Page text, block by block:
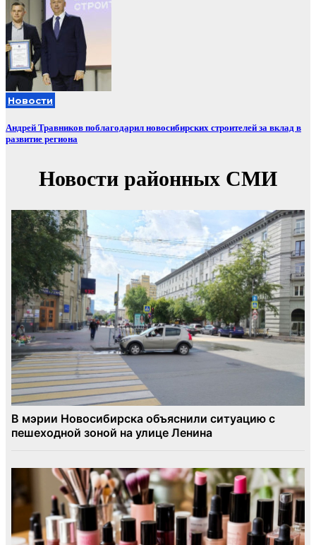
Новости
Андрей Травников поблагодарил новосибирских строителей за вклад в
развитие региона